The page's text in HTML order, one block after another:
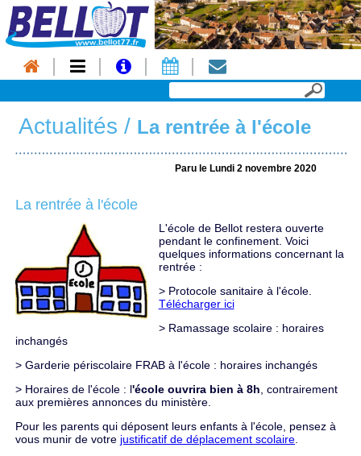
Actualités / La rentrée à l'école
Paru le Lundi 2 novembre 2020
La rentrée à l'école
L'école de Bellot restera ouverte
pendant le confinement. Voici
quelques informations concernant la
rentrée :
> Protocole sanitaire à l'école.
Télécharger ici
> Ramassage scolaire : horaires
inchangés
> Garderie périscolaire FRAB à l'école : horaires inchangés
> Horaires de l'école : l'école ouvrira bien à 8h, contrairement
aux premières annonces du ministère.
Pour les parents qui déposent leurs enfants à l'école, pensez à
vous munir de votre justificatif de déplacement scolaire.